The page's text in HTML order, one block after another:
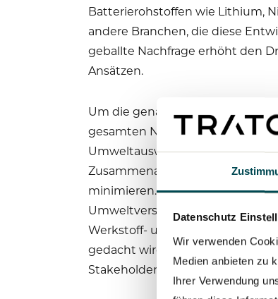
Datenschutz
Wir verwenden
Medien anbieten zu
Ihrer Verwendung
Batterierohstoffen wie Lithium,
andere Branchen, die diese
geballte Nachfrage erhöht den
Ansätzen.
Um die genannten
gesamten
Umweltauswirkungen zu
Zusammenarbeit mit
minimieren. Zweitens können
Umweltverschmutzung
Werkstoff- und Design-
gedacht wird. Zuletzt wird die
Stakeholder gemeinsam